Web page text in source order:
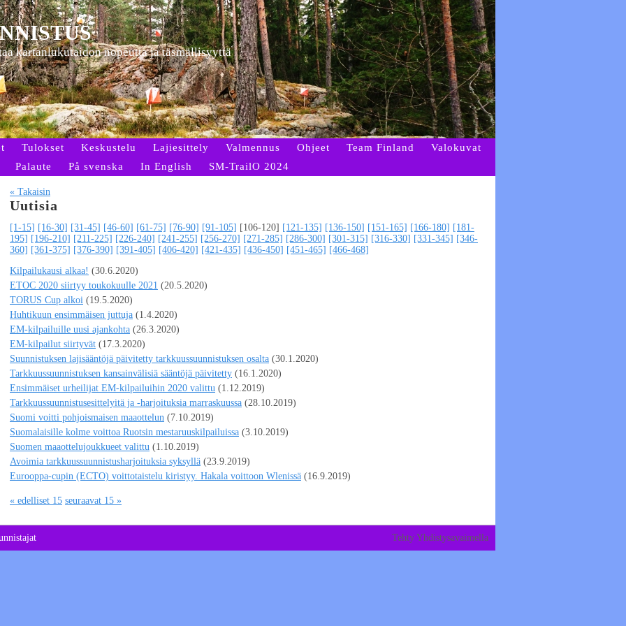
kartanlukutaidon nopeutta ja täsmällisyyttä
Tulokset Keskustelu Lajiesittely Valmennus Ohjeet Team Finland
Valokuvat
Palaute På svenska In English SM-TrailO 2024
« Takaisin
Uutisia
[1-15] [16-30] [31-45] [46-60] [61-75] [76-90] [91-105] [106-120] [121-135] [136-150] [151-165] [166-180] [181-
195] [196-210] [211-225] [226-240] [241-255] [256-270] [271-285] [286-300] [301-315] [316-330] [331-345] [346-
360] [361-375] [376-390] [391-405] [406-420] [421-435] [436-450] [451-465] [466-468]
Kilpailukausi alkaa! (30.6.2020)
ETOC 2020 siirtyy toukokuulle 2021 (20.5.2020)
TORUS Cup alkoi (19.5.2020)
Huhtikuun ensimmäisen juttuja (1.4.2020)
EM-kilpailuille uusi ajankohta (26.3.2020)
EM-kilpailut siirtyvät (17.3.2020)
Suunnistuksen lajisääntöjä päivitetty tarkkuussuunnistuksen osalta (30.1.2020)
Tarkkuussuunnistuksen kansainvälisiä sääntöjä päivitetty (16.1.2020)
Ensimmäiset urheilijat EM-kilpailuihin 2020 valittu (1.12.2019)
Tarkkuussuunnistusesittelyitä ja -harjoituksia marraskuussa (28.10.2019)
Suomi voitti pohjoismaisen maaottelun (7.10.2019)
Suomalaisille kolme voittoa Ruotsin mestaruuskilpailuissa (3.10.2019)
Suomen maaottelujoukkueet valittu (1.10.2019)
Avoimia tarkkuussuunnistusharjoituksia syksyllä (23.9.2019)
Eurooppa-cupin (ECTO) voittotaistelu kiristyy. Hakala voittoon Wlenissä (16.9.2019)
« edelliset 15 seuraavat 15 »
Tehty Yhdistysavaimella